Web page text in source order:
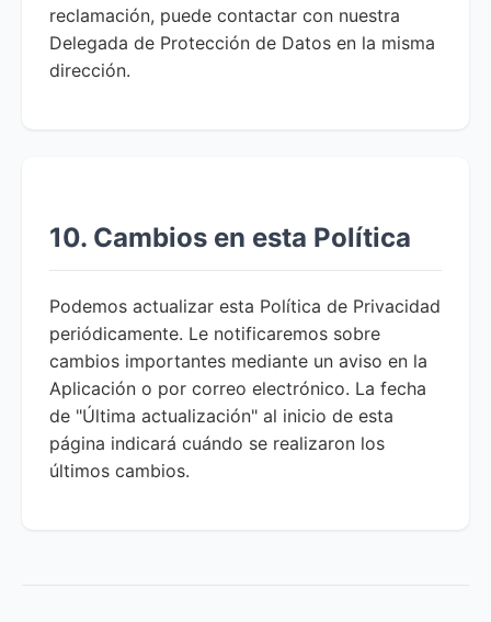
reclamación, puede contactar con nuestra
Delegada de Protección de Datos en la misma
dirección.
10. Cambios en esta Política
Podemos actualizar esta Política de Privacidad
periódicamente. Le notificaremos sobre
cambios importantes mediante un aviso en la
Aplicación o por correo electrónico. La fecha
de "Última actualización" al inicio de esta
página indicará cuándo se realizaron los
últimos cambios.